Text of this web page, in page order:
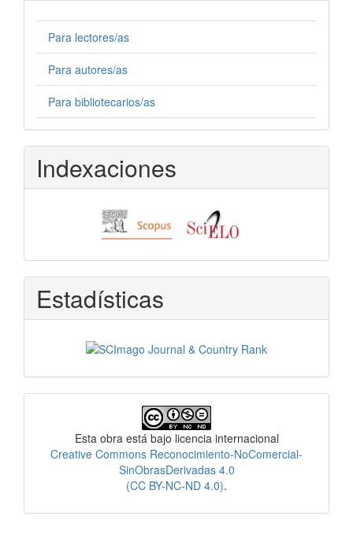
Para lectores/as
Para autores/as
Para bibliotecarios/as
Indexaciones
Estadísticas
Esta obra está bajo licencia internacional
Creative Commons Reconocimiento-NoComercial-
SinObrasDerivadas 4.0
(CC BY-NC-ND 4.0).